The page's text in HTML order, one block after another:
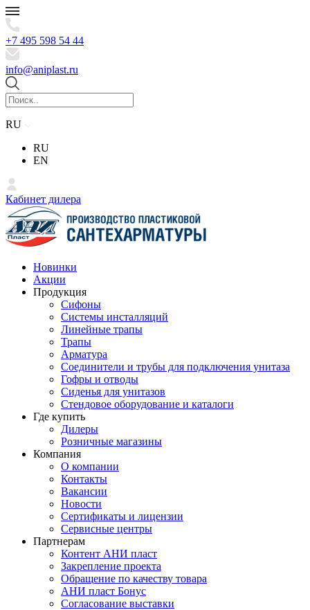
+7 495 598 54 44
info@aniplast.ru
RU
RU
EN
Кабинет дилера
Новинки
Акции
Продукция
Сифоны
Системы инсталляций
Линейные трапы
Трапы
Арматура
Соединители и трубы для подключения унитаза
Гофры и отводы
Сиденья для унитазов
Стендовое оборудование и каталоги
Где купить
Дилеры
Розничные магазины
Компания
О компании
Контакты
Вакансии
Новости
Сертификаты и лицензии
Сервисные центры
Партнерам
Контент АНИ пласт
Закрепление проекта
Обращение по качеству товара
АНИ пласт Бонус
Согласование выставки